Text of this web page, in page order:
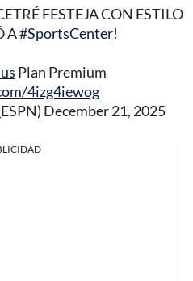
FESTEJA CON ESTILO
A#SportsCenter!
Plan Premium
4izg4iewog
December 21, 2025